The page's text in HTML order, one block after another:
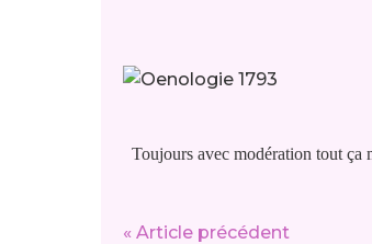
Toujours avec modération tout ça
« Article précédent